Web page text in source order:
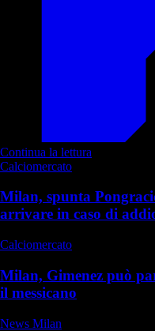
Continua la lettura
Calciomercato
Milan, spunta
arrivare in caso di
Calciomercato
Milan, Gimenez può
il messicano
News Milan